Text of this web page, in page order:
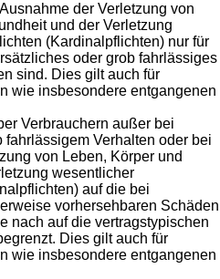
der Verletzung von
und der Verletzung
(Kardinalpflichten) nur für
oder grob fahrlässiges
sind. Dies gilt auch für
wie insbesondere entgangenen
Verbrauchern außer bei
fahrlässigem Verhalten oder bei
von Leben, Körper und
wesentlicher
auf die bei
vorhersehbaren Schäden
nach auf die vertragstypischen
Dies gilt auch für
wie insbesondere entgangenen